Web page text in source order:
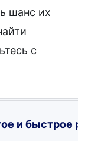
шанс их
с
и быстрое